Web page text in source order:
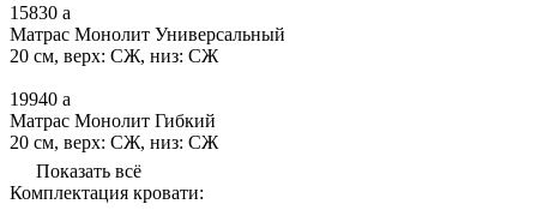
15830 a
Матрас Монолит Универсальный
20 см, верх: СЖ, низ: СЖ
19940 a
Матрас Монолит Гибкий
20 см, верх: СЖ, низ: СЖ
Показать всё
Комплектация кровати: